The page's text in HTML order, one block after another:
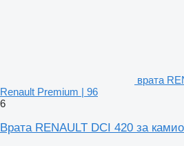
врата
Renault Premium | 96
6
Врата RENAULT DCI 420 за